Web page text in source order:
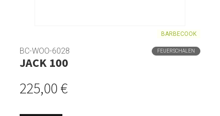
BARBECOOK
BC-WOO-6028 FEUERSCHALEN
JACK 100
225,00 €